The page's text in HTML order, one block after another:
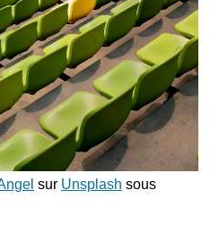
sur Unsplash sous